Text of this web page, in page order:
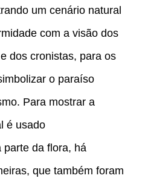
um cenário natural
com a visão dos
dos cronistas, para os
o paraíso
Para mostrar a
é usado
parte da flora, há
que também foram